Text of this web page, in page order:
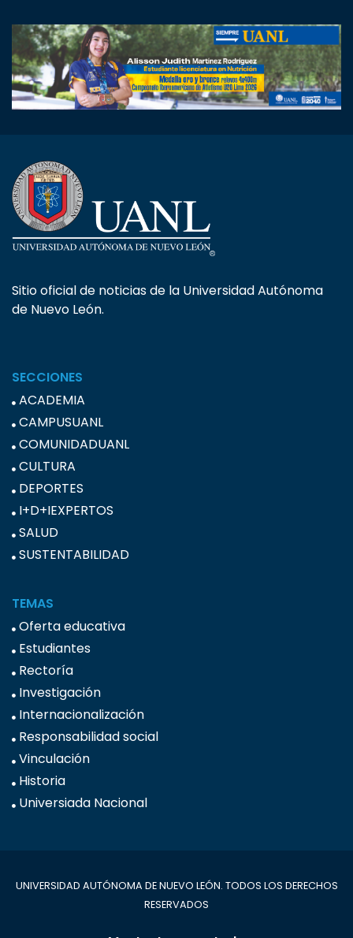
Sitio oficial de noticias de la Universidad Autónoma
de Nuevo León.
SECCIONES
ACADEMIA
CAMPUSUANL
COMUNIDADUANL
CULTURA
DEPORTES
I+D+IEXPERTOS
SALUD
SUSTENTABILIDAD
TEMAS
Oferta educativa
Estudiantes
Rectoría
Investigación
Internacionalización
Responsabilidad social
Vinculación
Historia
Universiada Nacional
UNIVERSIDAD AUTÓNOMA DE NUEVO LEÓN. TODOS LOS DERECHOS
RESERVADOS